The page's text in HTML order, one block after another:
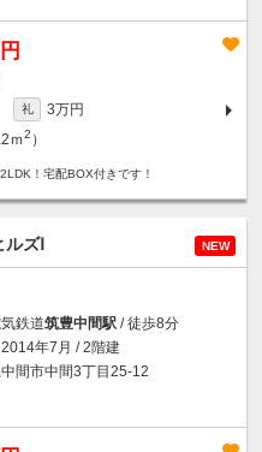
礼
3万円
ｍ2 ）
！宅配BOX付きです！
ズⅠ NEW
鉄道筑豊中間駅 / 徒歩8分
年7月 / 2階建
間市中間3丁目25-12